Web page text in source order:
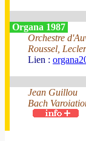
Organa 1987
Orchestre
Roussel,
Lien :
Jean Guillou
Bach